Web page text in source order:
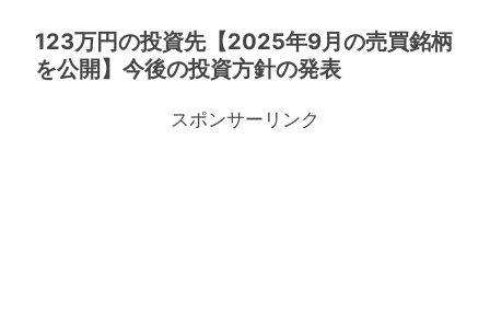
123万円の投資先【2025年9月の売買銘柄
を公開】今後の投資方針の発表
スポンサーリンク